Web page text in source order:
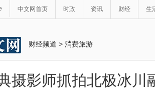
中文网首页 时政 资讯 财经 生
财经频道 > 消费旅游
摄影师抓拍北极冰川